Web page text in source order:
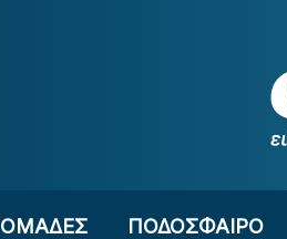
OΜΑΔΕΣ ΠΟΔΟΣΦΑΙΡΟ